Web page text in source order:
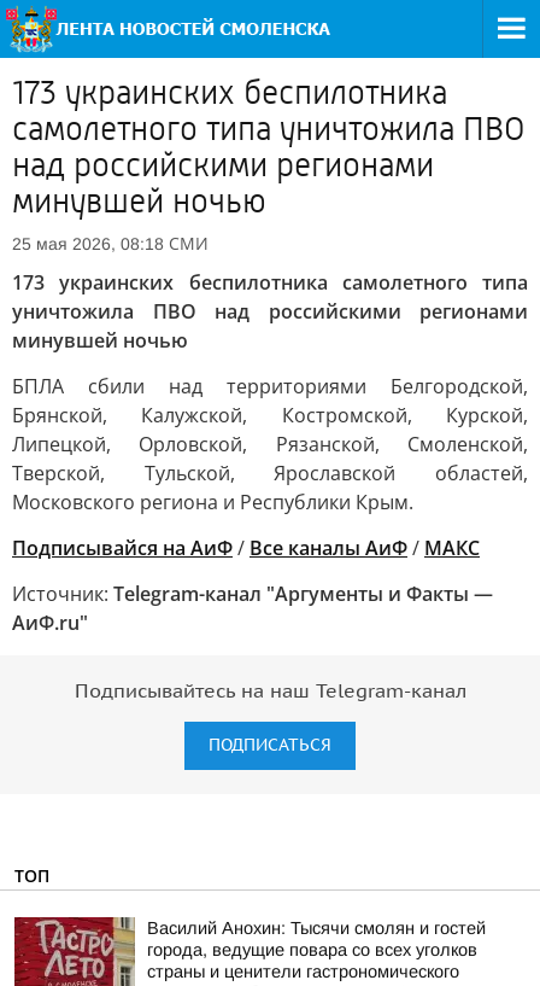
173 украинских беспилотника
самолетного типа уничтожила ПВО
над российскими регионами
минувшей ночью
25 мая 2026, 08:18 СМИ
173 украинских беспилотника самолетного типа
уничтожила ПВО над российскими регионами
минувшей ночью
БПЛА сбили над территориями Белгородской,
Брянской, Калужской, Костромской, Курской,
Липецкой, Орловской, Рязанской, Смоленской,
Тверской, Тульской, Ярославской областей,
Московского региона и Республики Крым.
Подписывайся на АиФ/ Все каналы АиФ/ MAКС
Источник: Telegram-канал "Аргументы и Факты —
АиФ.ru"
Подписывайтесь на наш Telegram-канал
ПОДПИСАТЬСЯ
ТОП
Василий Анохин: Тысячи смолян и гостей
города, ведущие повара со всех уголков
страны и ценители гастрономического